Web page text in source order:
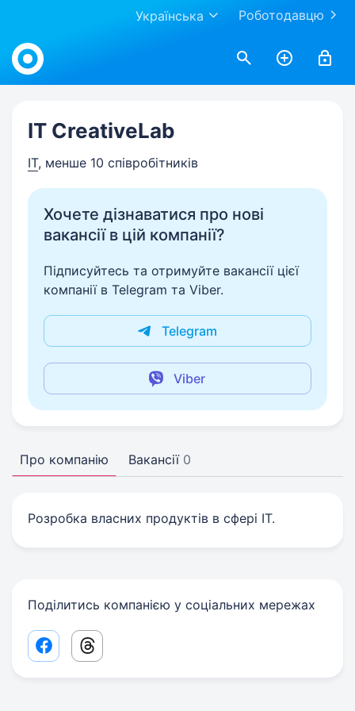
Роботодавцю
Українська
Work.ua
IT CreativeLab
IT, менше 10 співробітників
Хочете дізнаватися про нові
вакансії в цій компанії?
Підписуйтесь та отримуйте вакансії цієї
компанії в Telegram та Viber.
Telegram
Viber
Про компанію Вакансії 0
Розробка власних продуктів в сфері IT.
Поділитись компанією у соціальних мережах
Facebook share link
Threads share link